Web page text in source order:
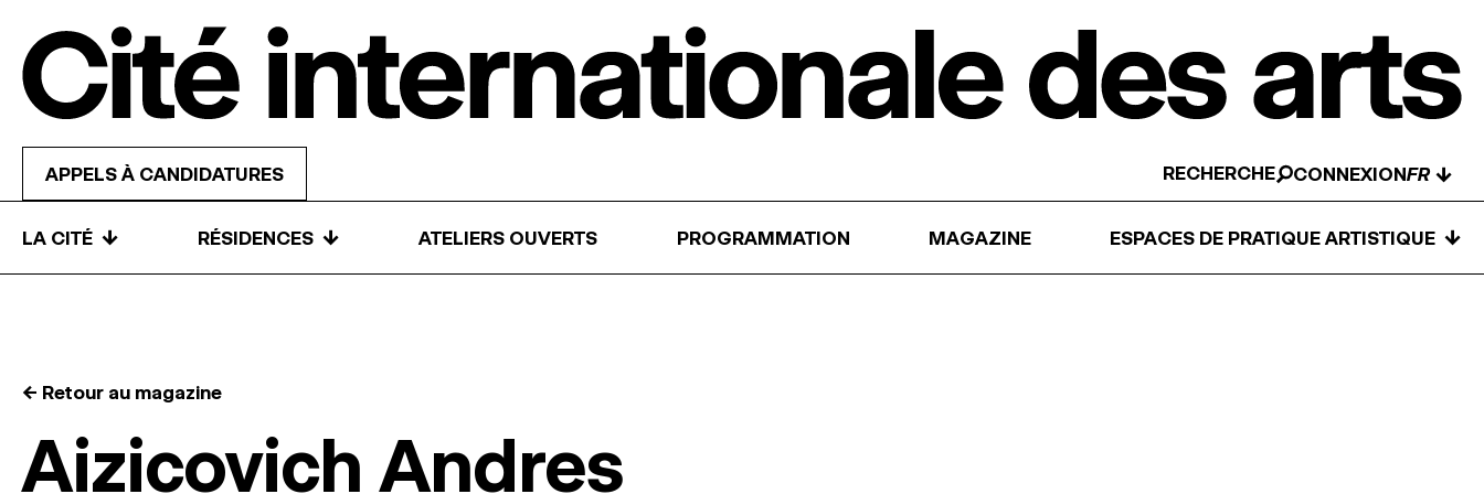
APPELS À CANDIDATURES RECHERCHE CONNEXION ↓
LA CITÉ ↓ RÉSIDENCES ↓ ATELIERS OUVERTS PROGRAMMATION MAGAZINE ESPACES DE PRATIQUE ARTISTIQUE ↓
← Retour au magazine
Aizicovich Andres